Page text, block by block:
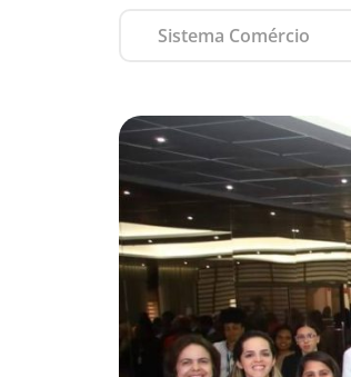
Sistema Comércio